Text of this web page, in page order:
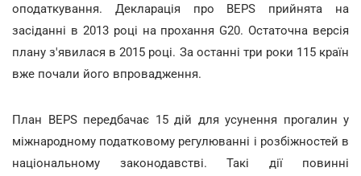
оподаткування. Декларація про BEPS прийнята на
засіданні в 2013 році на прохання G20. Остаточна версія
плану з'явилася в 2015 році. За останні три роки 115 країн
вже почали його впровадження.
План BEPS передбачає 15 дій для усунення прогалин у
міжнародному податковому регулюванні і розбіжностей в
національному законодавстві. Такі дії повинні